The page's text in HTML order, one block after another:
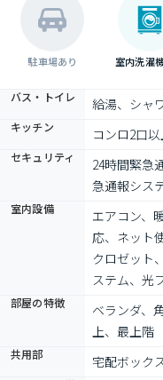
駐車場あり 室内洗濯
バス・トイレ 給湯、シャ
キッチン コンロ2口
セキュリティ
24時間緊急
急通報シス
室内設備
エアコン、
応、ネット
クロゼット
ステム、光
部屋の特徴
ベランダ、
上、最上階
共用部 宅配ボック